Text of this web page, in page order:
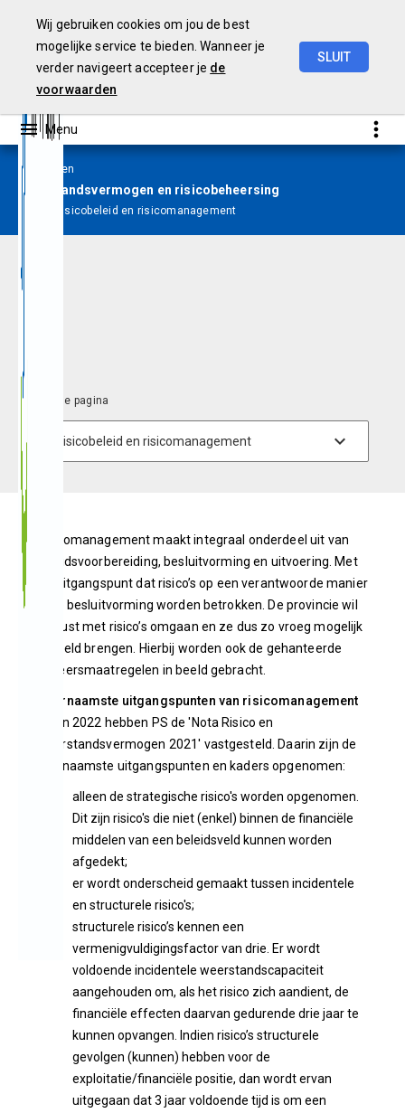
Wij gebruiken cookies om jou de best
mogelijke service te bieden. Wanneer je
verder navigeert accepteer je de
voorwaarden
SLUIT
Paragrafen
Weerstandsvermogen en risicobeheersing
Risicobeleid en risicomanagement
Risicomanagement maakt integraal onderdeel uit van
beleidsvoorbereiding, besluitvorming en uitvoering. Met
als uitgangspunt dat risico’s op een verantwoorde manier
in de besluitvorming worden betrokken. De provincie wil
bewust met risico’s omgaan en ze dus zo vroeg mogelijk
in beeld brengen. Hierbij worden ook de gehanteerde
beheersmaatregelen in beeld gebracht.
Voornaamste uitgangspunten van risicomanagement
Begin 2022 hebben PS de 'Nota Risico en
Weerstandsvermogen 2021' vastgesteld. Daarin zijn de
voornaamste uitgangspunten en kaders opgenomen:
alleen de strategische risico's worden opgenomen.
Dit zijn risico's die niet (enkel) binnen de financiële
middelen van een beleidsveld kunnen worden
afgedekt;
er wordt onderscheid gemaakt tussen incidentele
en structurele risico's;
structurele risico’s kennen een
vermenigvuldigingsfactor van drie. Er wordt
voldoende incidentele weerstandscapaciteit
aangehouden om, als het risico zich aandient, de
financiële effecten daarvan gedurende drie jaar te
kunnen opvangen. Indien risico’s structurele
gevolgen (kunnen) hebben voor de
exploitatie/financiële positie, dan wordt ervan
uitgegaan dat 3 jaar voldoende tijd is om een